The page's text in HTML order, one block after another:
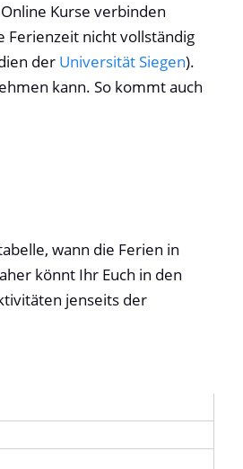
Kurse verbinden
Ferienzeit nicht vollständig
der Universität Siegen).
kann. So kommt auch
wann die Ferien in
könnt Ihr Euch in den
jenseits der